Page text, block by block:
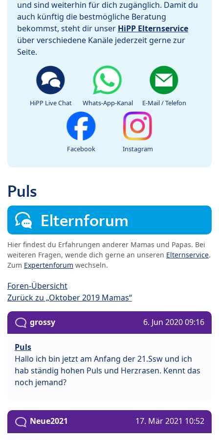
und sind weiterhin für dich zugänglich. Damit du
auch künftig die bestmögliche Beratung
bekommst, steht dir unser HiPP Elternservice
über verschiedene Kanäle jederzeit gerne zur
Seite.
HiPP Live Chat Whats-App-Kanal E-Mail / Telefon
Facebook Instagram
Puls
Elternforum
Hier findest du Erfahrungen anderer Mamas und Papas. Bei
weiteren Fragen, wende dich gerne an unseren Elternservice.
Zum Expertenforum wechseln.
Foren-Übersicht
Zurück zu „Oktober 2019 Mamas“
grossy 6. Jun 2020 09:16
Puls
Hallo ich bin jetzt am Anfang der 21.Ssw und ich
hab ständig hohen Puls und Herzrasen. Kennt das
noch jemand?
Neue2021 17. Mär 2021 10:52